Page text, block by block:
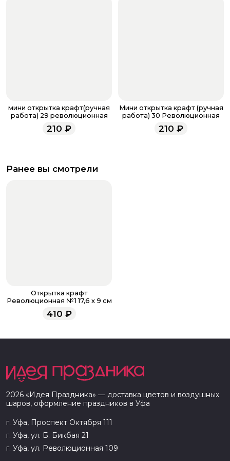
мини открытка крафт(ручная
работа) 29 революционная
210 ₽
Мини открытка крафт (ручная
работа) 30 Революционная
210 ₽
Ранее вы смотрели
Открытка крафт
Революционная №1 17,6 х 9 см
410 ₽
2026 «Идея Праздника» — доставка цветов и воздушных
шаров, оформление праздников в Уфа
г. Уфа, Проспект Октября 111
г. Уфа, ул. Б. Бикбая 21
г. Уфа, ул. Революционная 109